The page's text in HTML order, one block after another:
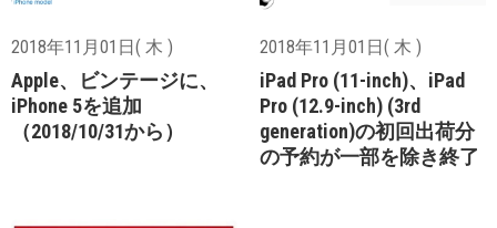
2018年11月01日( 木 )
Apple、ビンテージに、
iPhone 5を追加
（2018/10/31から）
2018年11月01日( 木 )
iPad Pro (11-inch)、iPad
Pro (12.9-inch) (3rd
generation)の初回出荷分
の予約が一部を除き終了